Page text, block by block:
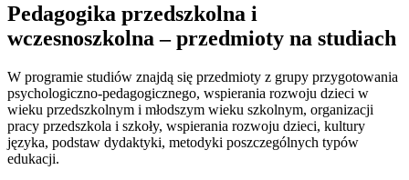
Pedagogika przedszkolna i
wczesnoszkolna – przedmioty na studiach
W programie studiów znajdą się przedmioty z grupy przygotowania
psychologiczno-pedagogicznego, wspierania rozwoju dzieci w
wieku przedszkolnym i młodszym wieku szkolnym, organizacji
pracy przedszkola i szkoły, wspierania rozwoju dzieci, kultury
języka, podstaw dydaktyki, metodyki poszczególnych typów
edukacji.